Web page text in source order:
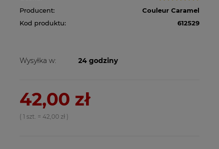
Producent:
Couleur Caramel
Kod produktu:
612529
Wysyłka w: 24 godziny
42,00 zł
( 1 szt. = 42,00 zł )